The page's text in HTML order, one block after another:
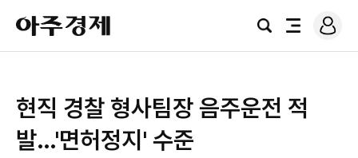
아
주
경
검
전
로
그
​현직 경찰 형사팀장 음주운전 적
발…'면허정지' 수준